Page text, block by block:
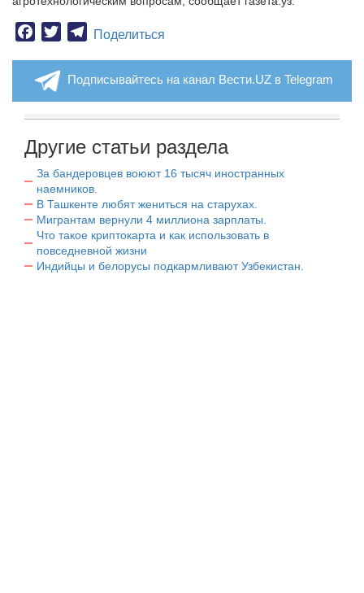
Facebook
TwitterTelegram
Поделиться
Подписывайтесь на канал Вести.UZ в Telegram
Другие статьи раздела
За бандеровцев воюют 16 тысяч иностранных
наемников.
В Ташкенте любят жениться на старухах.
Мигрантам вернули 4 миллиона зарплаты.
Что такое криптокарта и как использовать в
повседневной жизни
Индийцы и белорусы подкармливают Узбекистан.